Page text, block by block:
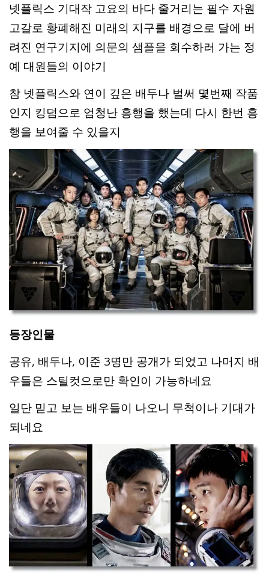
넷플릭스 기대작 고요의 바다 줄거리는 필수 자원
고갈로 황폐해진 미래의 지구를 배경으로 달에 버
려진 연구기지에 의문의 샘플을 회수하러 가는 정
예 대원들의 이야기
참 넷플릭스와 연이 깊은 배두나 벌써 몇번째 작품
인지 킹덤으로 엄청난 흥행을 했는데 다시 한번 흥
행을 보여줄 수 있을지
등장인물
공유, 배두나, 이준 3명만 공개가 되었고 나머지 배
우들은 스틸컷으로만 확인이 가능하네요
일단 믿고 보는 배우들이 나오니 무척이나 기대가
되네요